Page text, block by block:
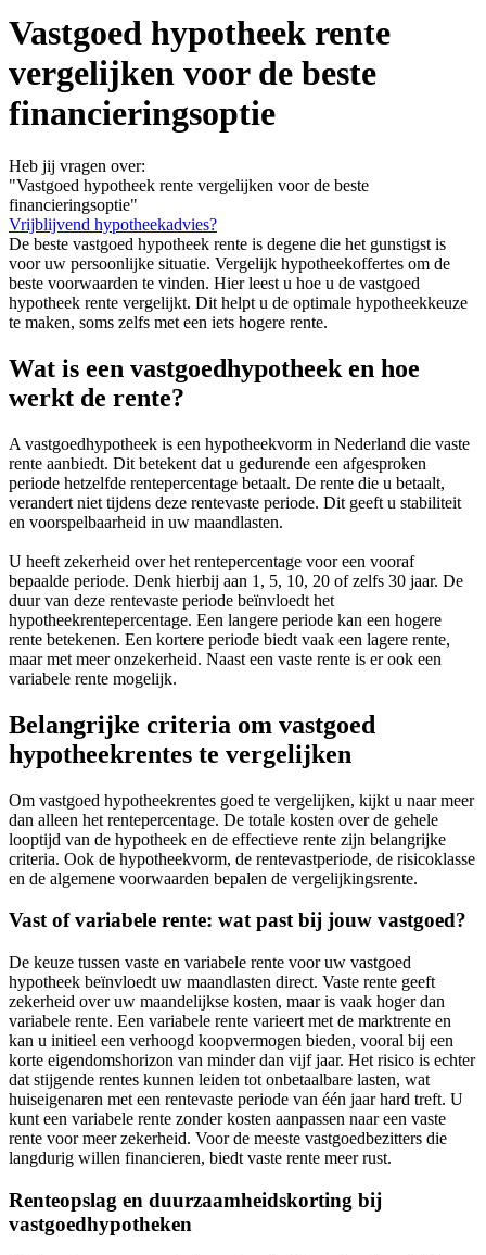
Vastgoed hypotheek rente
vergelijken voor de beste
financieringsoptie
Heb jij vragen over:
"Vastgoed hypotheek rente vergelijken voor de beste
financieringsoptie"
Vrijblijvend hypotheekadvies?
De beste vastgoed hypotheek rente is degene die het gunstigst is
voor uw persoonlijke situatie. Vergelijk hypotheekoffertes om de
beste voorwaarden te vinden. Hier leest u hoe u de vastgoed
hypotheek rente vergelijkt. Dit helpt u de optimale hypotheekkeuze
te maken, soms zelfs met een iets hogere rente.
Wat is een vastgoedhypotheek en hoe
werkt de rente?
A vastgoedhypotheek is een hypotheekvorm in Nederland die vaste
rente aanbiedt. Dit betekent dat u gedurende een afgesproken
periode hetzelfde rentepercentage betaalt. De rente die u betaalt,
verandert niet tijdens deze rentevaste periode. Dit geeft u stabiliteit
en voorspelbaarheid in uw maandlasten.
U heeft zekerheid over het rentepercentage voor een vooraf
bepaalde periode. Denk hierbij aan 1, 5, 10, 20 of zelfs 30 jaar. De
duur van deze rentevaste periode beïnvloedt het
hypotheekrentepercentage. Een langere periode kan een hogere
rente betekenen. Een kortere periode biedt vaak een lagere rente,
maar met meer onzekerheid. Naast een vaste rente is er ook een
variabele rente mogelijk.
Belangrijke criteria om vastgoed
hypotheekrentes te vergelijken
Om vastgoed hypotheekrentes goed te vergelijken, kijkt u naar meer
dan alleen het rentepercentage. De totale kosten over de gehele
looptijd van de hypotheek en de effectieve rente zijn belangrijke
criteria. Ook de hypotheekvorm, de rentevastperiode, de risicoklasse
en de algemene voorwaarden bepalen de vergelijkingsrente.
Vast of variabele rente: wat past bij jouw vastgoed?
De keuze tussen vaste en variabele rente voor uw vastgoed
hypotheek beïnvloedt uw maandlasten direct. Vaste rente geeft
zekerheid over uw maandelijkse kosten, maar is vaak hoger dan
variabele rente. Een variabele rente varieert met de marktrente en
kan u initieel een verhoogd koopvermogen bieden, vooral bij een
korte eigendomshorizon van minder dan vijf jaar. Het risico is echter
dat stijgende rentes kunnen leiden tot onbetaalbare lasten, wat
huiseigenaren met een rentevaste periode van één jaar hard treft. U
kunt een variabele rente zonder kosten aanpassen naar een vaste
rente voor meer zekerheid. Voor de meeste vastgoedbezitters die
langdurig willen financieren, biedt vaste rente meer rust.
Renteopslag en duurzaamheidskorting bij
vastgoedhypotheken